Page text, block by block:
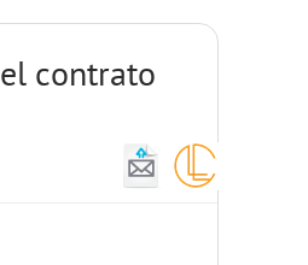
contrato